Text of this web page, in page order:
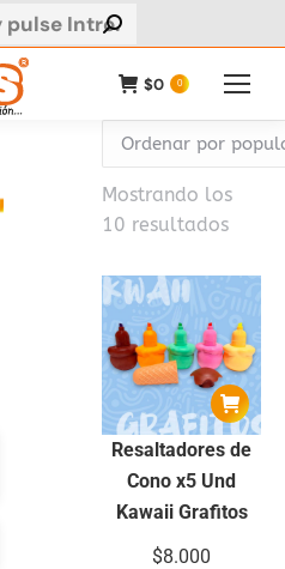
$0 0
Mostrando los
10 resultados
Resaltadores de
Cono x5 Und
Kawaii Grafitos
$8.000